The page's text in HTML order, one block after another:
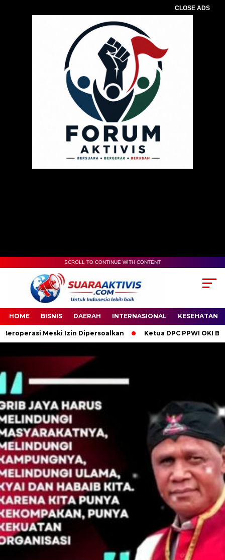
CLOSE ADS
00:00
SCROLL TO CONTINUE WITH CONTENT
HOME BISNIS DAERAH INTERNASIONAL KESEHATAN
Izin Dipersoalkan Ketua DPC PPWI OKI Bersama